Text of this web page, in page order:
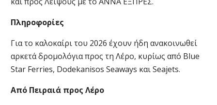
Πληροφορίες
Για το καλοκαίρι του 2026 έχουν ήδη ανακοινωθεί
αρκετά δρομολόγια προς τη Λέρο, κυρίως από Blue
Star Ferries, Dodekanisos Seaways και Seajets.
Από Πειραιά προς Λέρο